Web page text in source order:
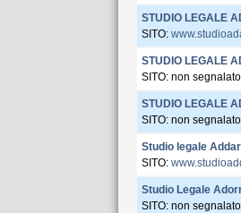
STUDIO LEGALE
SITO:
STUDIO LEGALE
SITO: non segnalato
STUDIO LEGALE
SITO: non segnalato
Studio legale
SITO:
Studio Legale
SITO: non segnalato